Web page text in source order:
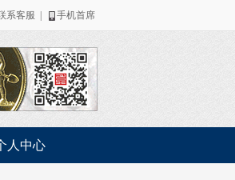
系客服 手机首席
人中心